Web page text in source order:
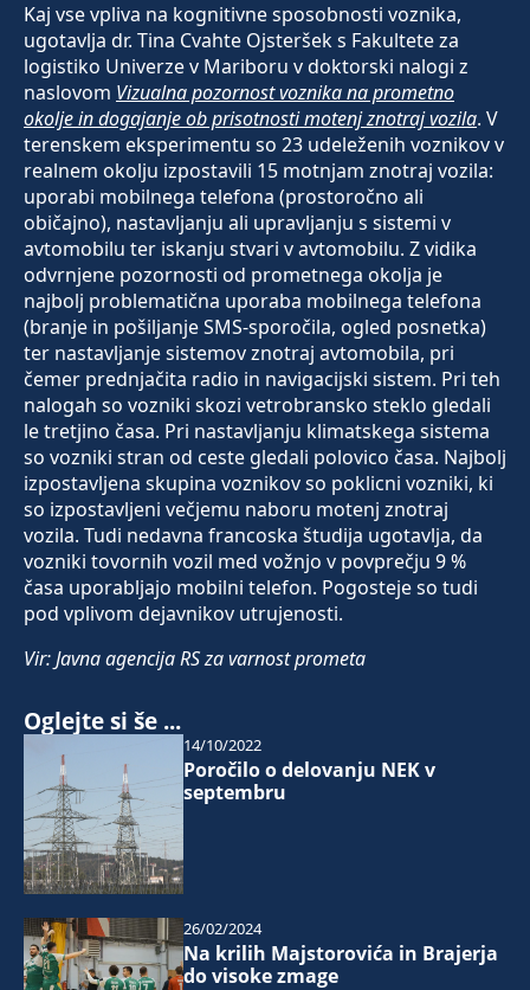
Kaj vse vpliva na kognitivne sposobnosti voznika,
ugotavlja dr. Tina Cvahte Ojsteršek s Fakultete za
logistiko Univerze v Mariboru v doktorski nalogi z
naslovom Vizualna pozornost voznika na prometno
okolje in dogajanje ob prisotnosti motenj znotraj vozila. V
terenskem eksperimentu so 23 udeleženih voznikov v
realnem okolju izpostavili 15 motnjam znotraj vozila:
uporabi mobilnega telefona (prostoročno ali
običajno), nastavljanju ali upravljanju s sistemi v
avtomobilu ter iskanju stvari v avtomobilu. Z vidika
odvrnjene pozornosti od prometnega okolja je
najbolj problematična uporaba mobilnega telefona
(branje in pošiljanje SMS-sporočila, ogled posnetka)
ter nastavljanje sistemov znotraj avtomobila, pri
čemer prednjačita radio in navigacijski sistem. Pri teh
nalogah so vozniki skozi vetrobransko steklo gledali
le tretjino časa. Pri nastavljanju klimatskega sistema
so vozniki stran od ceste gledali polovico časa. Najbolj
izpostavljena skupina voznikov so poklicni vozniki, ki
so izpostavljeni večjemu naboru motenj znotraj
vozila. Tudi nedavna francoska študija ugotavlja, da
vozniki tovornih vozil med vožnjo v povprečju 9 %
časa uporabljajo mobilni telefon. Pogosteje so tudi
pod vplivom dejavnikov utrujenosti.
Vir: Javna agencija RS za varnost prometa
Oglejte si še ...
Poročilo o delovanju NEK v
septembru
14/10/2022
Na krilih Majstorovića in Brajerja
do visoke zmage
26/02/2024